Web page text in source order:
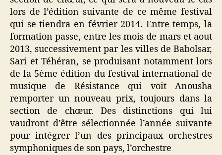
lors de l’édition suivante de ce même festival
qui se tiendra en février 2014. Entre temps, la
formation passe, entre les mois de mars et aout
2013, successivement par les villes de Babolsar,
Sari et Téhéran, se produisant notamment lors
de la 5ème édition du festival international de
musique de Résistance qui voit Anousha
remporter un nouveau prix, toujours dans la
section de chœur. Des distinctions qui lui
vaudront d’être sélectionnée l’année suivante
pour intégrer l’un des principaux orchestres
symphoniques de son pays, l’orchestre